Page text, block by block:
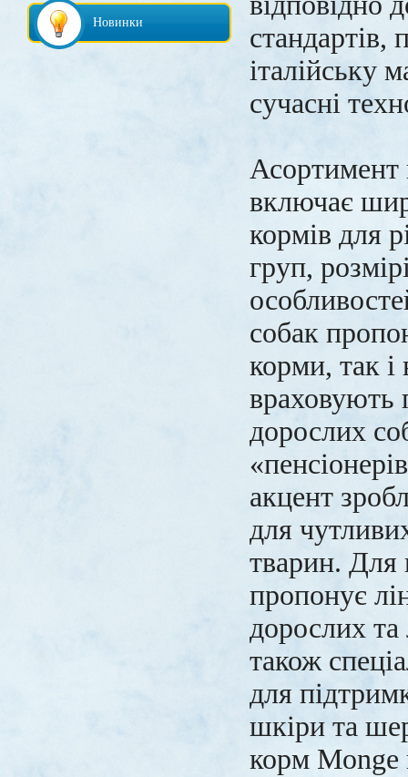
Новинки
стандартів,
італійську
сучасні
Асортимент
включає
кормів для
груп,
собак
корми, так і
враховують
дорослих
акцент
для
тварин. Для
пропонує
дорослих та
також
для
шкіри та
корм Monge